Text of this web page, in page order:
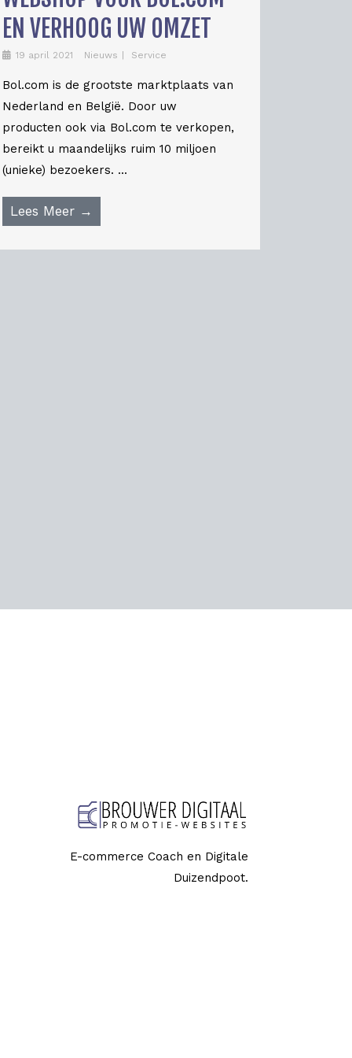
EN VERHOOG UW OMZET
19 april 2021 Nieuws Service
Bol.com is de grootste marktplaats van
Nederland en België. Door uw
producten ook via Bol.com te verkopen,
bereikt u maandelijks ruim 10 miljoen
(unieke) bezoekers. ...
Lees Meer →
E-commerce Coach en Digitale
Duizendpoot.